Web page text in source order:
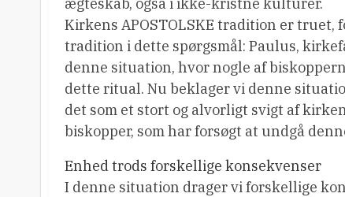
Kirkens APOSTOLSKE tradition er
tradition i dette spørgsmål: Paulus,
denne situation, hvor nogle af
dette ritual. Nu beklager vi denne
det som et stort og alvorligt svigt af
biskopper, som har forsøgt at undgå
Enhed trods forskellige konsekvenser
I denne situation drager vi forskellige